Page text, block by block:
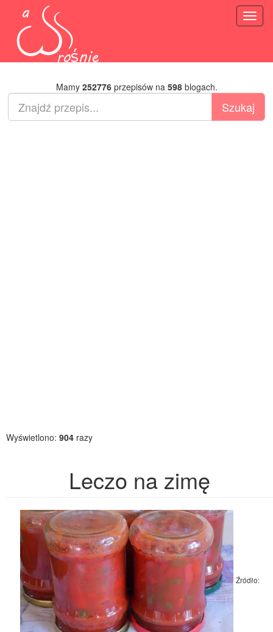
Mamy 252776przepisów na 598blogach.
Wyświetlono: 904 razy
Leczo na zimę
Źródło: